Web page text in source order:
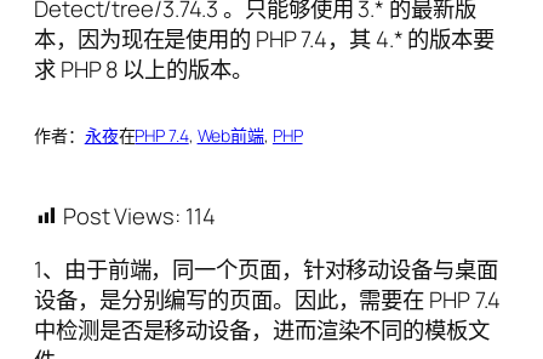
作者： 永夜在PHP 7.4, Web前端, PHP
Post Views: 114
1、由于前端，同一个页面，针对移动设备与桌面
设备，是分别编写的页面。因此，需要在 PHP 7.4
中检测是否是移动设备，进而渲染不同的模板文